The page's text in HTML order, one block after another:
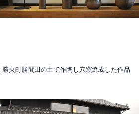
勝央町勝間田の土で作陶し穴窯焼成した作品